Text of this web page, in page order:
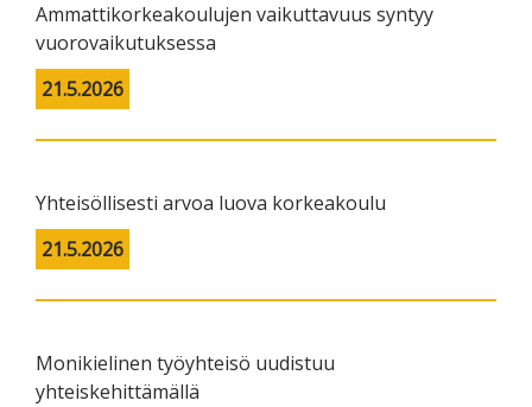
Ammattikorkeakoulujen vaikuttavuus syntyy
vuorovaikutuksessa
21.5.2026
Yhteisöllisesti arvoa luova korkeakoulu
21.5.2026
Monikielinen työyhteisö uudistuu
yhteiskehittämällä